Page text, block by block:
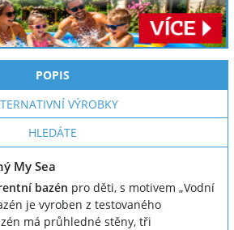
POPIS
VÝROBKY
HLEDÁTE
My Sea
bazén pro děti, s motivem „Vodní
je vyroben z testovaného
má průhledné stěny, tři